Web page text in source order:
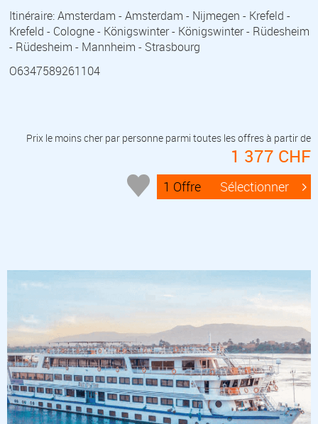
Itinéraire: Amsterdam - Amsterdam - Nijmegen - Krefeld -
Krefeld - Cologne - Königswinter - Königswinter - Rüdesheim
- Rüdesheim - Mannheim - Strasbourg
O6347589261104
Prix le moins cher par personne parmi toutes les offres à partir de
1 377 CHF
1 Offre Sélectionner